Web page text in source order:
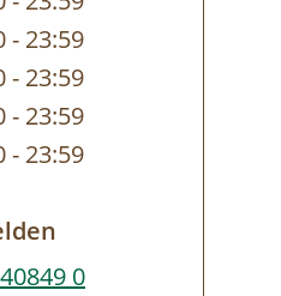
- bis
23:59
- bis
23:59
- bis
23:59
- bis
23:59
0